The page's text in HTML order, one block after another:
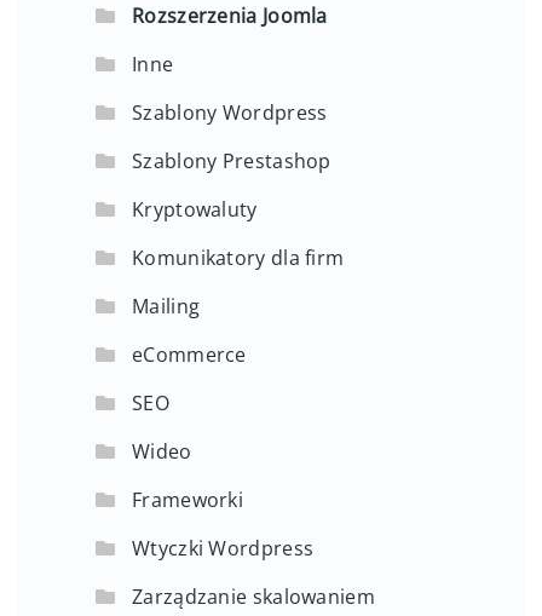
Rozszerzenia Joomla
Inne
Szablony Wordpress
Szablony Prestashop
Kryptowaluty
Komunikatory dla firm
Mailing
eCommerce
SEO
Wideo
Frameworki
Wtyczki Wordpress
Zarządzanie skalowaniem